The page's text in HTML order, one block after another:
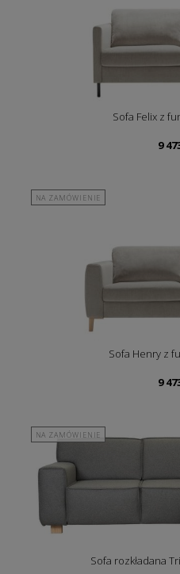
Sofa Felix z
9
NA ZAMÓWIENIE
Sofa Henry z
9
NA ZAMÓWIENIE
Sofa rozkładana